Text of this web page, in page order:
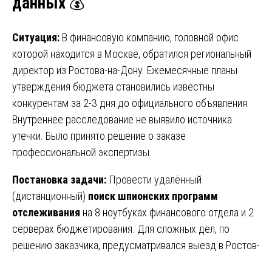
Ситуация: В финансовую компанию, головной офис
которой находится в Москве, обратился региональный
директор из Ростова-на-Дону. Ежемесячные планы
утверждения бюджета становились известны
конкурентам за 2-3 дня до официального объявления.
Внутреннее расследование не выявило источника
утечки. Было принято решение о заказе
профессиональной экспертизы.
Постановка задачи: Провести удалённый
(дистанционный) поиск шпионских программ
отслеживания на 8 ноутбуках финансового отдела и 2
серверах бюджетирования. Для сложных дел, по
решению заказчика, предусматривался выезд в Ростов-